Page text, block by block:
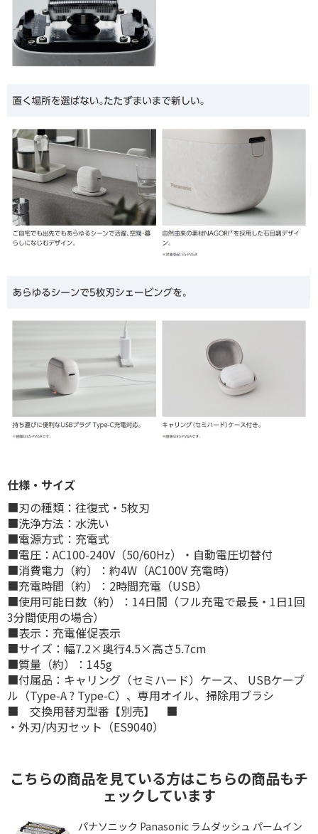
仕様・サイズ
■刃の種類：往復式・5枚刃
■洗浄方法：水洗い
■電源方式：充電式
■電圧：AC100-240V（50/60Hz）・自動電圧切替付
■消費電力（約）：約4W（AC100V 充電時）
■充電時間（約）：2時間充電（USB）
■使用可能日数（約）：14日間（フル充電で最長・1日1回
3分間使用の場合）
■表示：充電催促表示
■サイズ：幅7.2×奥行4.5×高さ5.7cm
■質量（約）：145g
■付属品：キャリング（セミハード）ケース、 USBケーブ
ル（Type-A ? Type-C）、専用オイル、掃除用ブラシ
■ 交換用替刃型番【別売】 ■
・外刃/内刃セット（ES9040）
こちらの商品を見ている方はこちらの商品もチ
ェックしています
パナソニック Panasonic ラムダッシュ パームイン